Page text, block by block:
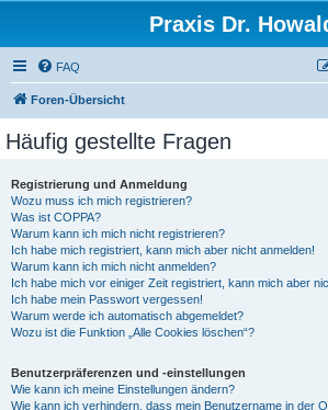
Praxis Dr.
FAQ
Foren-Übersicht
Häufig gestellte Fragen
Registrierung und Anmeldung
Wozu muss ich mich registrieren?
Was ist COPPA?
Warum kann ich mich nicht registrieren?
Ich habe mich registriert, kann mich aber nicht anmelden!
Warum kann ich mich nicht anmelden?
Ich habe mich vor einiger Zeit registriert, kann mich aber
Ich habe mein Passwort vergessen!
Warum werde ich automatisch abgemeldet?
Wozu ist die Funktion „Alle Cookies löschen“?
Benutzerpräferenzen und -einstellungen
Wie kann ich meine Einstellungen ändern?
Wie kann ich verhindern, dass mein Benutzername in der